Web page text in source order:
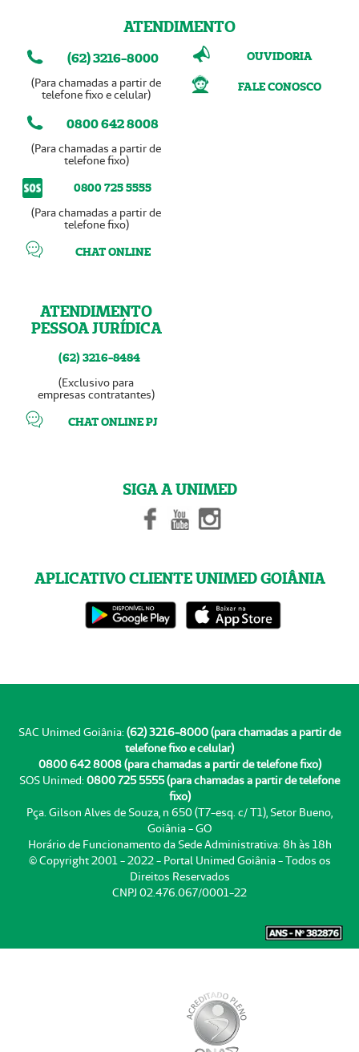
ATENDIMENTO
(62) 3216-8000
(Para chamadas a partir de
telefone fixo e celular)
0800 642 8008
(Para chamadas a partir de
telefone fixo)
0800 725 5555
(Para chamadas a partir de
telefone fixo)
CHAT ONLINE
ATENDIMENTO
PESSOA JURÍDICA
(62) 3216-8484
(Exclusivo para
empresas contratantes)
CHAT ONLINE PJ
OUVIDORIA
FALE CONOSCO
SIGA A UNIMED
APLICATIVO CLIENTE UNIMED GOIÂNIA
SAC Unimed Goiânia: (62) 3216-8000 (para chamadas a partir de
telefone fixo e celular)
0800 642 8008 (para chamadas a partir de telefone fixo)
SOS Unimed: 0800 725 5555 (para chamadas a partir de telefone
fixo)
Pça. Gilson Alves de Souza, n 650 (T7-esq. c/ T1), Setor Bueno,
Goiânia - GO
Horário de Funcionamento da Sede Administrativa: 8h às 18h
© Copyright 2001 - 2022 - Portal Unimed Goiânia - Todos os
Direitos Reservados
CNPJ 02.476.067/0001-22